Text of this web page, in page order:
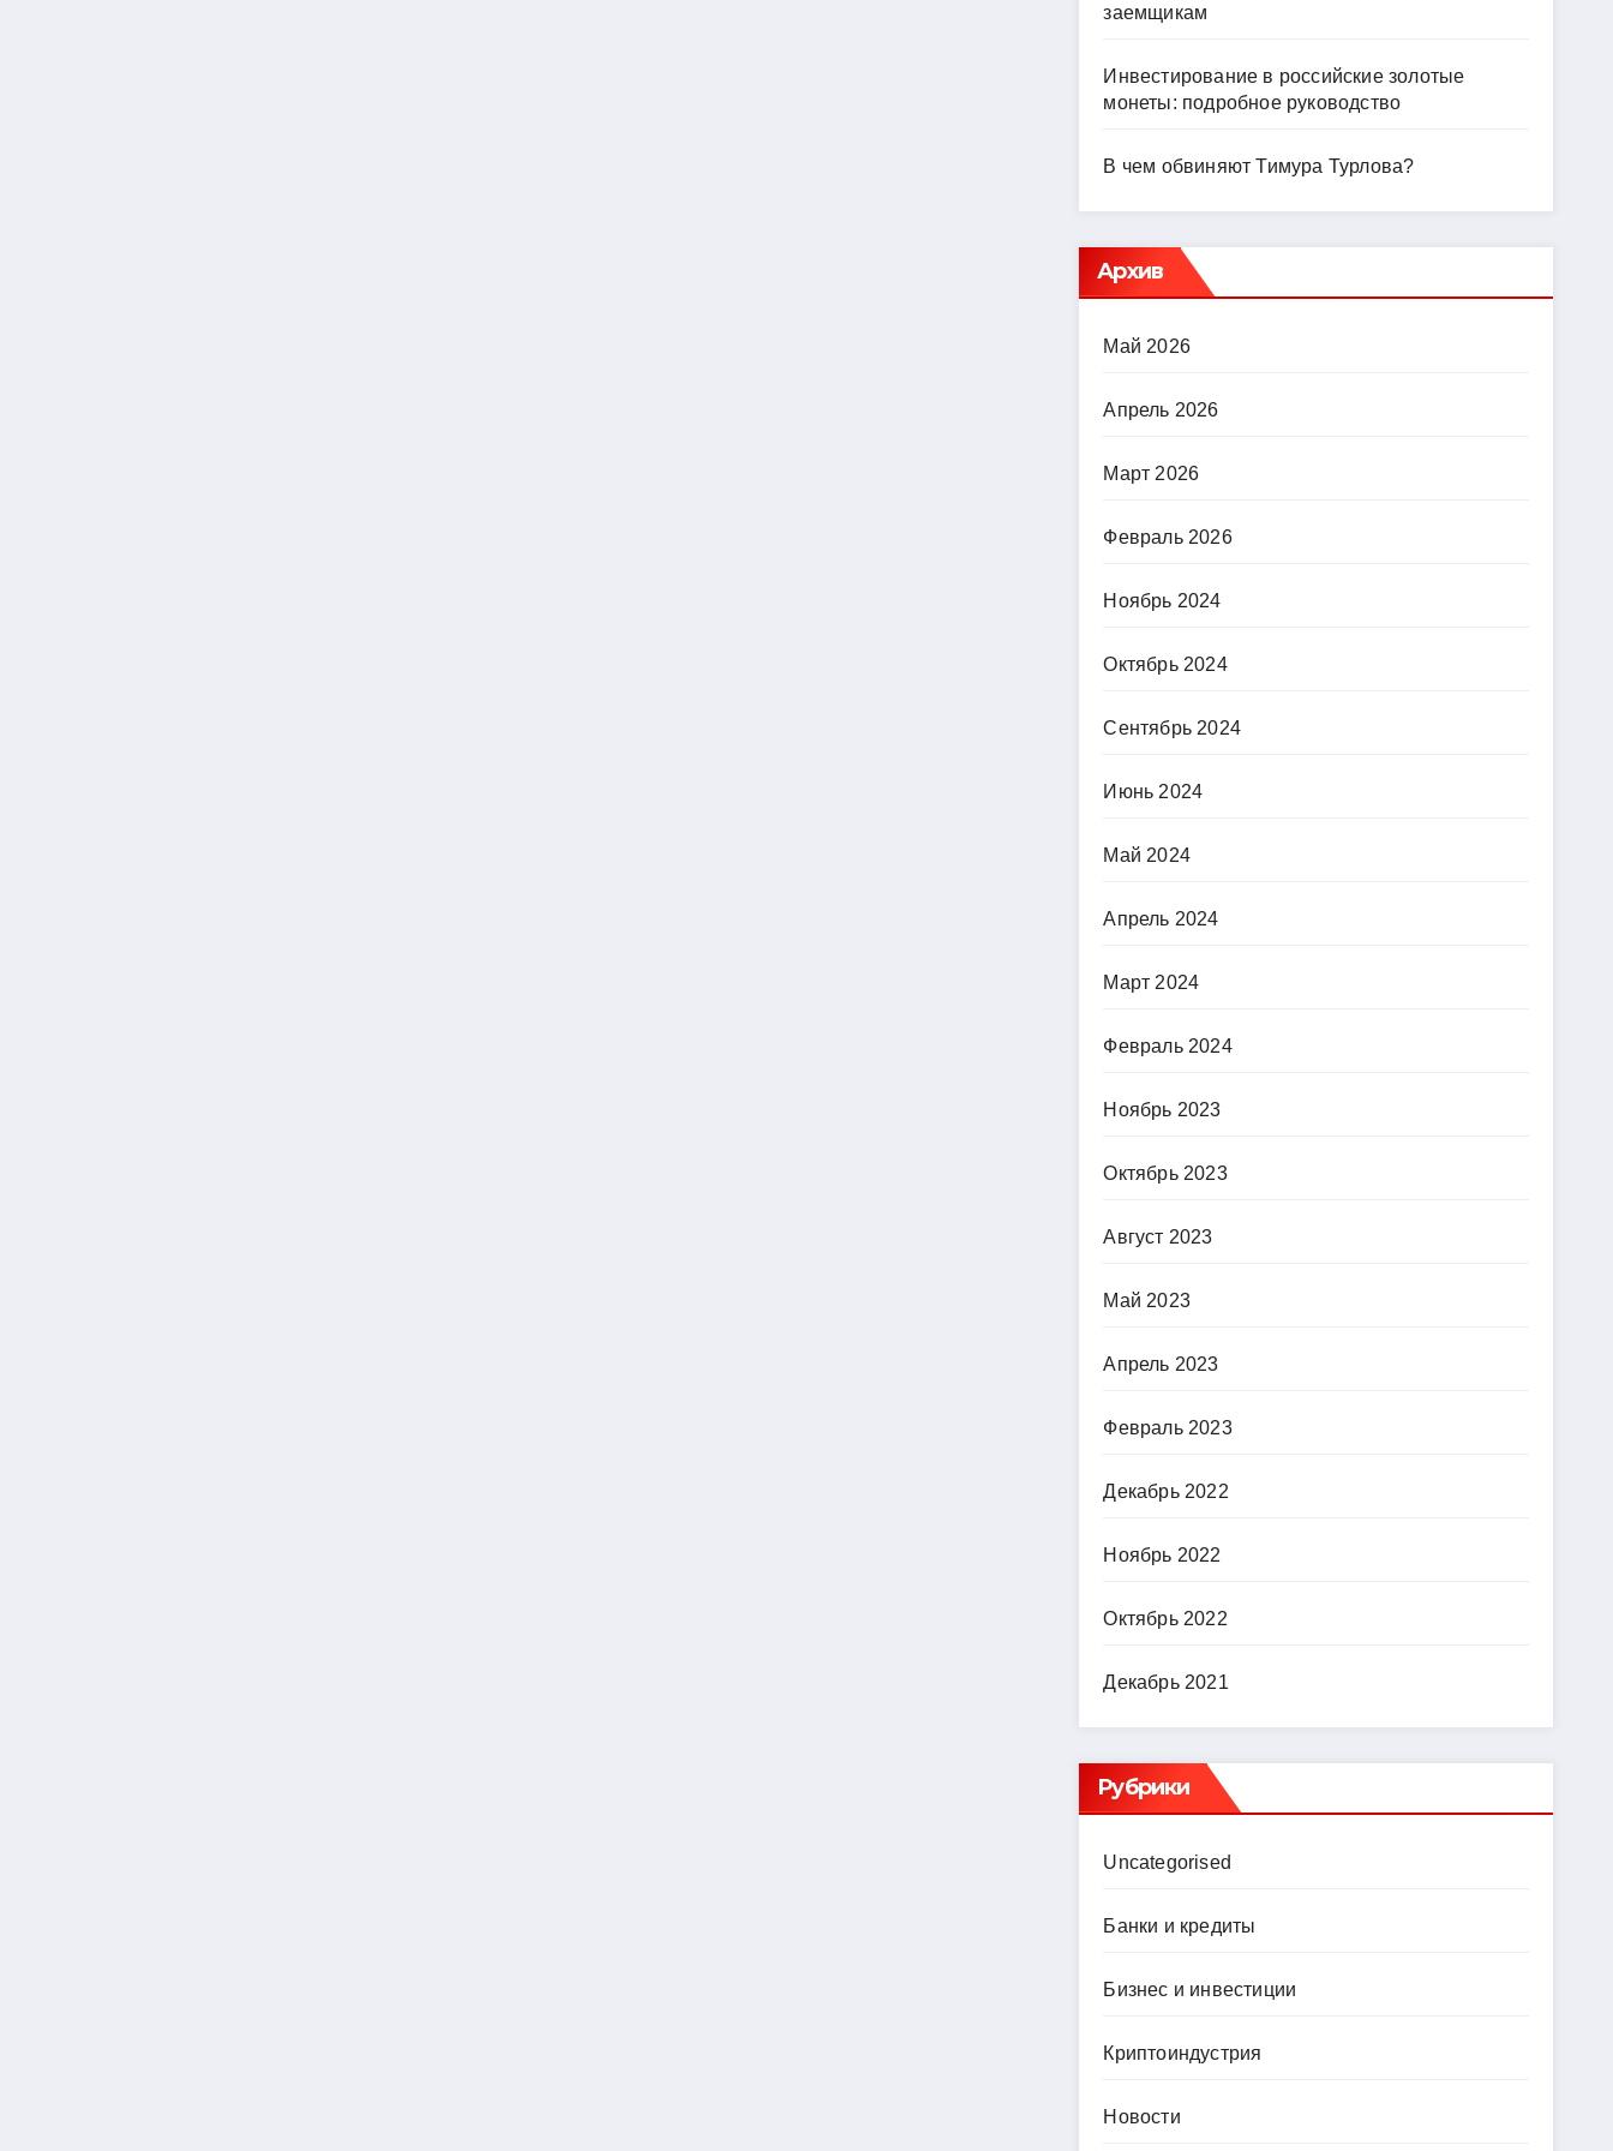
заемщикам
Инвестирование в российские золотые
монеты: подробное руководство
В чем обвиняют Тимура Турлова?
Архив
Май 2026
Апрель 2026
Март 2026
Февраль 2026
Ноябрь 2024
Октябрь 2024
Сентябрь 2024
Июнь 2024
Май 2024
Апрель 2024
Март 2024
Февраль 2024
Ноябрь 2023
Октябрь 2023
Август 2023
Май 2023
Апрель 2023
Февраль 2023
Декабрь 2022
Ноябрь 2022
Октябрь 2022
Декабрь 2021
Рубрики
Uncategorised
Банки и кредиты
Бизнес и инвестиции
Криптоиндустрия
Новости